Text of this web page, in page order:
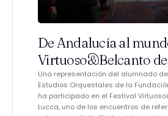
De Andalucía al
Virtuoso&Belcanto
Una representación del alumnado
Estudios Orquestales de la
ha participado en el Festival
Lucca, uno de los encuentros de